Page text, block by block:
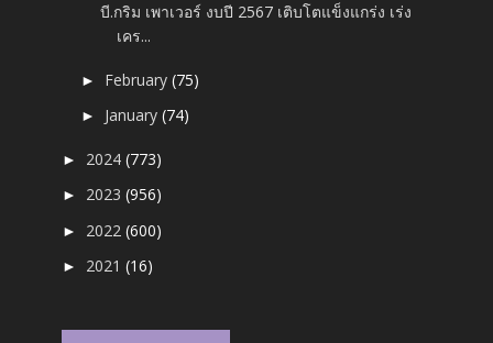
บี.กริม เพาเวอร์ งบปี 2567 เติบโตแข็งแกร่ง เร่ง
เคร...
► February(75)
► January(74)
► 2024(773)
► 2023(956)
► 2022(600)
► 2021(16)